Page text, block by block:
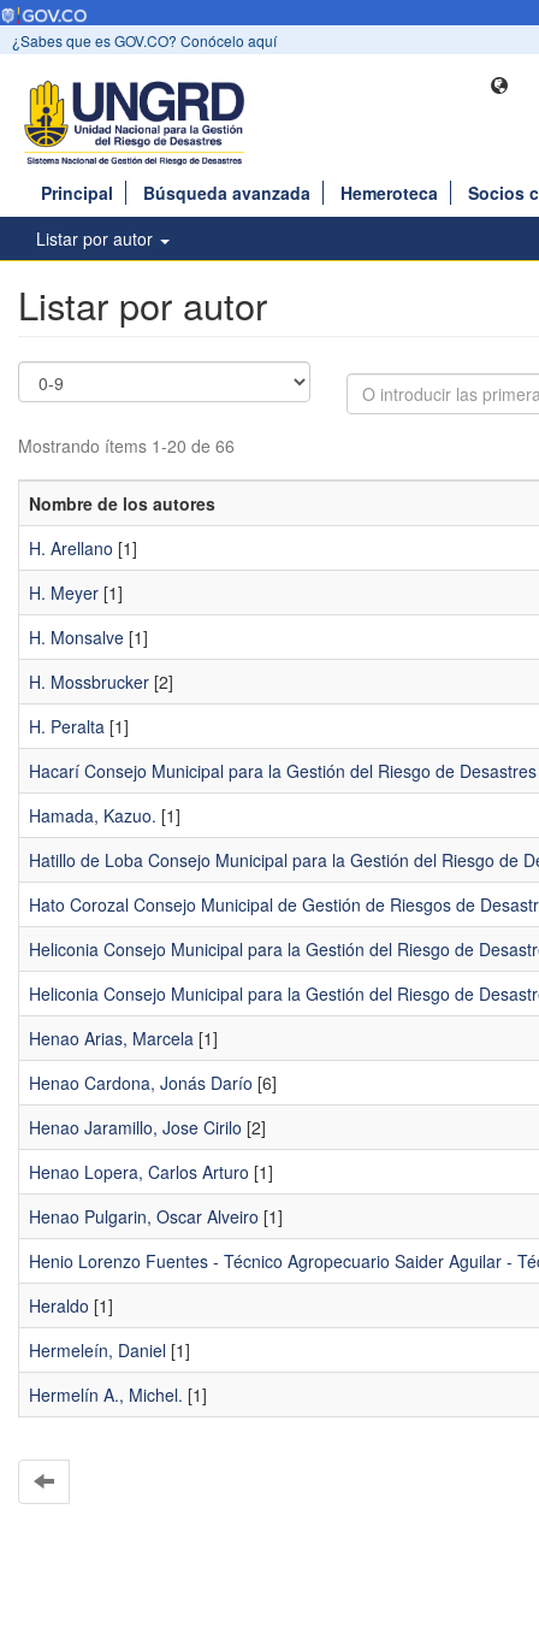
¿Sabes que es GOV.CO? Conócelo aquí
Principal Búsqueda avanzada Hemeroteca
Socios
Listar por autor
Listar por autor
Mostrando ítems 1-20 de 66
Nombre de los autores
H. Arellano [1]
H. Meyer [1]
H. Monsalve [1]
H. Mossbrucker [2]
H. Peralta [1]
Hacarí Consejo Municipal para la Gestión del Riesgo de Desastres
Hamada, Kazuo. [1]
Hatillo de Loba Consejo Municipal para la Gestión del Riesgo de
Hato Corozal Consejo Municipal de Gestión de Riesgos de
Heliconia Consejo Municipal para la Gestión del Riesgo de
Heliconia Consejo Municipal para la Gestión del Riesgo de
Henao Arias, Marcela [1]
Henao Cardona, Jonás Darío [6]
Henao Jaramillo, Jose Cirilo [2]
Henao Lopera, Carlos Arturo [1]
Henao Pulgarin, Oscar Alveiro [1]
Henio Lorenzo Fuentes - Técnico Agropecuario Saider Aguilar -
Heraldo [1]
Hermeleín, Daniel [1]
Hermelín A., Michel. [1]